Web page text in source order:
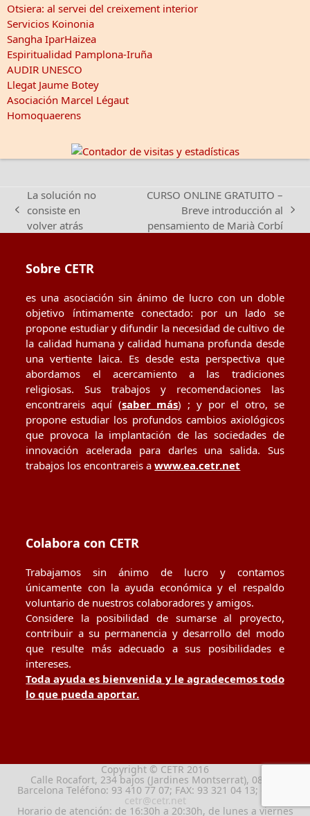
Otsiera: al servei del creixement interior
Servicios Koinonia
Sangha IparHaizea
Espiritualidad Pamplona-Iruña
AUDIR UNESCO
Llegat Jaume Botey
Asociación Marcel Légaut
Homoquaerens
previous
post:
La solución no
consiste en
volver atrás
post:
CURSO ONLINE GRATUITO –
Breve introducción al
pensamiento de Marià Corbí
Sobre CETR
es una asociación sin ánimo de lucro con un doble
objetivo íntimamente conectado: por un lado se
propone estudiar y difundir la necesidad de cultivo de
la calidad humana y calidad humana profunda desde
una vertiente laica. Es desde esta perspectiva que
abordamos el acercamiento a las tradiciones
religiosas. Sus trabajos y recomendaciones las
encontrareis aquí (saber más) ; y por el otro, se
propone estudiar los profundos cambios axiológicos
que provoca la implantación de las sociedades de
innovación acelerada para darles una salida. Sus
trabajos los encontrareis awww.ea.cetr.net
Colabora con CETR
Trabajamos sin ánimo de lucro y contamos
únicamente con la ayuda económica y el respaldo
voluntario de nuestros colaboradores y amigos.
Considere la posibilidad de sumarse al proyecto,
contribuir a su permanencia y desarrollo del modo
que resulte más adecuado a sus posibilidades e
intereses.
Toda ayuda es bienvenida y le agradecemos todo
lo que pueda aportar.
Copyright © CETR 2016
Calle Rocafort, 234 bajos (Jardines Montserrat), 08029
Barcelona Teléfono: 93 410 77 07; FAX: 93 321 04 13; e-mail:
cetr@cetr.net
Horario de atención: de 16:30h a 20:30h, de lunes a viernes